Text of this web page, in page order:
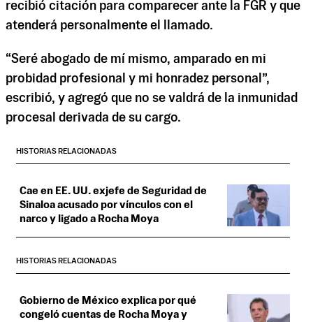
recibió citación para comparecer ante la FGR y que
atenderá personalmente el llamado.
“Seré abogado de mí mismo, amparado en mi
probidad profesional y mi honradez personal”,
escribió, y agregó que no se valdrá de la inmunidad
procesal derivada de su cargo.
HISTORIAS RELACIONADAS
Cae en EE. UU. exjefe de Seguridad de
Sinaloa acusado por vínculos con el
narco y ligado a Rocha Moya
HISTORIAS RELACIONADAS
Gobierno de México explica por qué
congeló cuentas de Rocha Moya y